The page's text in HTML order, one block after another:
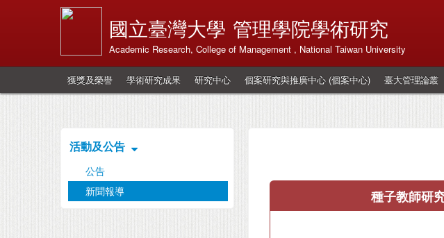
國立臺灣大學 管理學院學術研究
Academic Research, College of Management , National Taiwan University
獲獎及榮譽 學術研究成果 研究中心 個案研究與推廣中心 (個案中心) 臺大管理論叢
活動及公告
公告
新聞報導
種子教師研